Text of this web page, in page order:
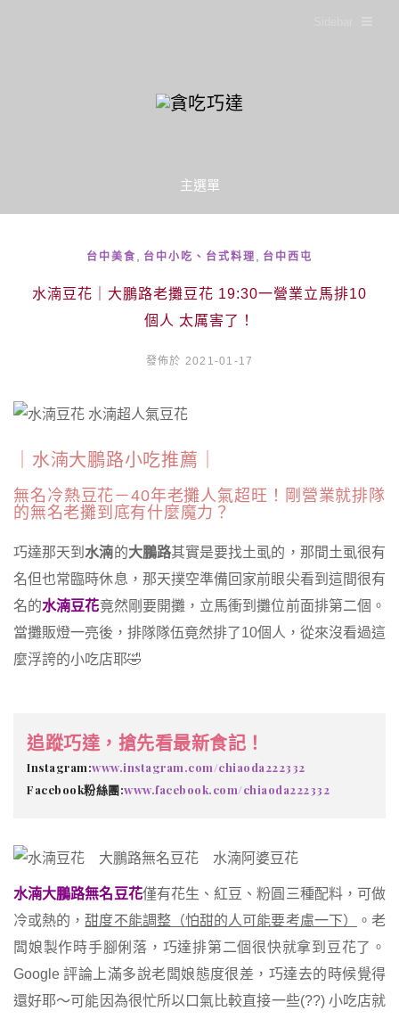
主選單
台中美食 台中小吃、台式料理 台中西屯
水湳豆花｜大鵬路老攤豆花 19:30一營業立馬排10
個人 太厲害了！
發佈於 2021-01-17
｜水湳大鵬路小吃推薦｜
無名冷熱豆花－40年老攤人氣超旺！剛營業就排隊
的無名老攤到底有什麼魔力？
巧達那天到 水湳的大鵬路其實是要找土虱的，那間土虱很有
名但也常臨時休息，那天撲空準備回家前眼尖看到這間很有
名的水湳豆花竟然剛要開攤，立馬衝到攤位前面排第二個。
當攤販燈一亮後，排隊隊伍竟然排了10個人，從來沒看過這
麼浮誇的小吃店耶🤣
追蹤巧達，搶先看最新食記！
Instagram:www.instagram.com/chiaoda222332
Facebook粉絲團:www.facebook.com/chiaoda222332
水湳大鵬路無名豆花僅有花生、紅豆、粉圓三種配料，可做
冷或熱的，甜度不能調整（怕甜的人可能要考慮一下）
。老
闆娘製作時手腳俐落，巧達排第二個很快就拿到豆花了。
Google 評論上滿多說老闆娘態度很差，巧達去的時候覺得
還好耶～可能因為很忙所以口氣比較直接一些(??) 小吃店就